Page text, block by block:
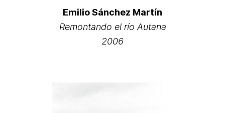
Emilio Sánchez Martín
Remontando el río Autana
2006